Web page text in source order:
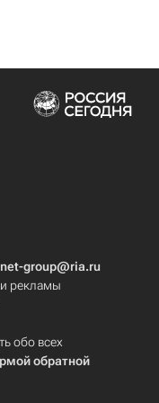
group@ria.ru
рекламы
обо всех
обратной